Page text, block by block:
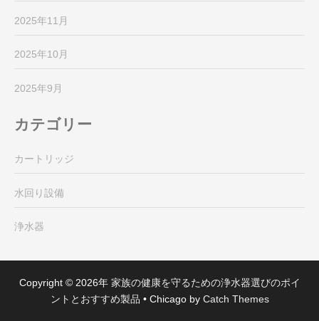
2025年11月
2025年10月
2025年9月
カテゴリー
カートリッジ
水回り設備
浄水器
Copyright © 2026年 家族の健康を守るための浄水器選びのポイ
ントとおすすめ製品 • Chicago by Catch Themes